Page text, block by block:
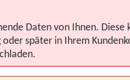
Daten von Ihnen. Diese
oder später in Ihrem